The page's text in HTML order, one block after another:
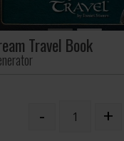
Travel Book
- +